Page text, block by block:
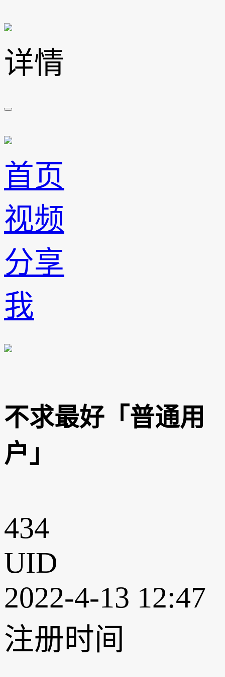
详情
首页
视频
分享
我
不求最好「普通用
户」
434
UID
2022-4-13 12:47
注册时间